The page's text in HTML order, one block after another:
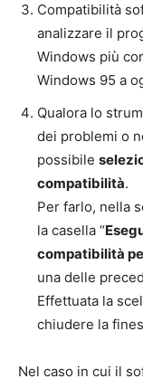
Compatibilità
analizzare il
Windows più
Windows 95 a
Qualora lo
dei problemi o
possibile
compatibilità.
Per farlo, nella
la casella “
compatibilità
una delle
Effettuata la
chiudere la
Nel caso in cui il